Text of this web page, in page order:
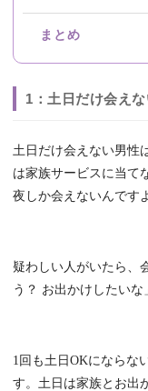
まとめ
1：土日だけ会え
土日だけ会えない男性
は家族サービスに当て
夜しか会えないんです
疑わしい人がいたら、
う？ お出かけしたいな
1回も土日OKにならな
す。土日は家族とお出